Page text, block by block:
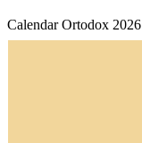
Calendar Ortodox 2026